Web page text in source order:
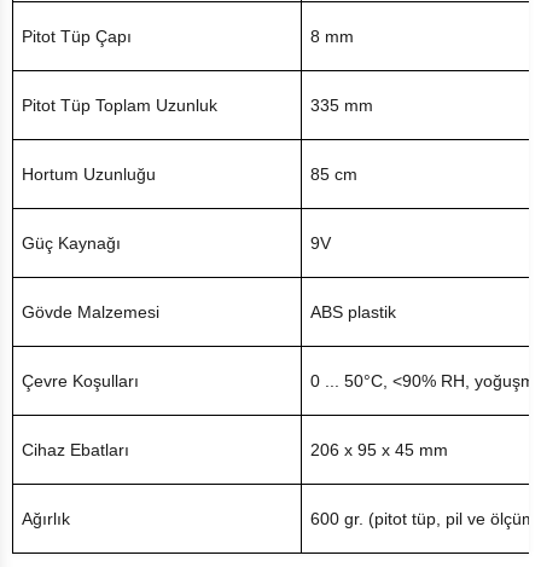
Pitot Tüp Çapı 8 mm
Pitot Tüp Toplam Uzunluk 335 mm
Hortum Uzunluğu 85 cm
Güç Kaynağı 9V
Gövde Malzemesi ABS plastik
Çevre Koşulları 0 ... 50°C, <90% RH,
Cihaz Ebatları 206 x 95 x 45 mm
Ağırlık 600 gr. (pitot tüp, pil ve ölçüm